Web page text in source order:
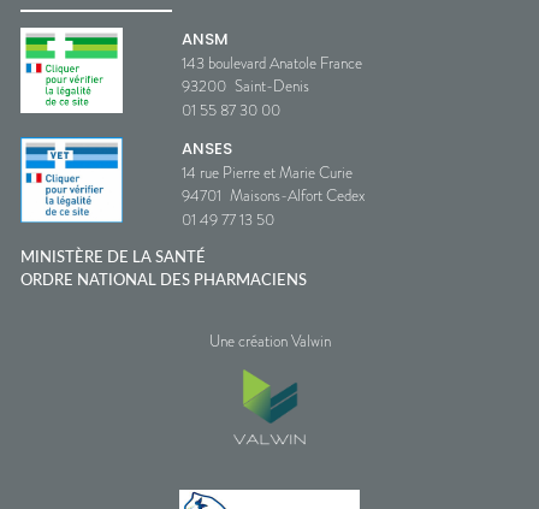
ANSM
143 boulevard Anatole France
93200 Saint-Denis
01 55 87 30 00
ANSES
14 rue Pierre et Marie Curie
94701 Maisons-Alfort Cedex
01 49 77 13 50
MINISTÈRE DE LA SANTÉ
ORDRE NATIONAL DES PHARMACIENS
Une création Valwin